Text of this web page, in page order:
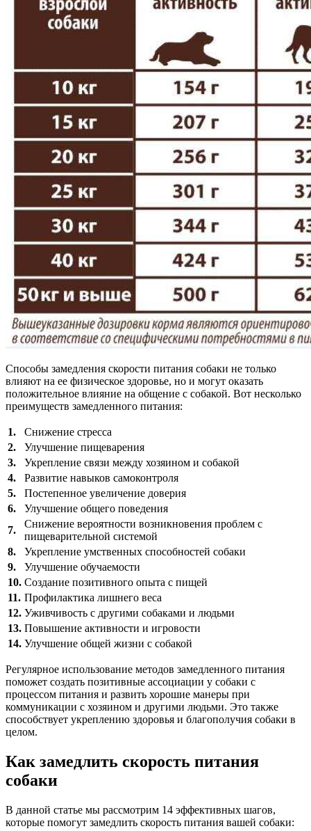
Способы замедления скорости питания собаки не только
влияют на ее физическое здоровье, но и могут оказать
положительное влияние на общение с собакой. Вот несколько
преимуществ замедленного питания:
1.
Снижение стресса
2.
Улучшение пищеварения
3.
Укрепление связи между хозяином и собакой
4.
Развитие навыков самоконтроля
5.
Постепенное увеличение доверия
6.
Улучшение общего поведения
7.
Снижение вероятности возникновения проблем с
пищеварительной системой
8.
Укрепление умственных способностей собаки
9.
Улучшение обучаемости
10. Создание позитивного опыта с пищей
11. Профилактика лишнего веса
12. Уживчивость с другими собаками и людьми
13. Повышение активности и игровости
14. Улучшение общей жизни с собакой
Регулярное использование методов замедленного питания
поможет создать позитивные ассоциации у собаки с
процессом питания и развить хорошие манеры при
коммуникации с хозяином и другими людьми. Это также
способствует укреплению здоровья и благополучия собаки в
целом.
Как замедлить скорость питания
собаки
В данной статье мы рассмотрим 14 эффективных шагов,
которые помогут замедлить скорость питания вашей собаки: